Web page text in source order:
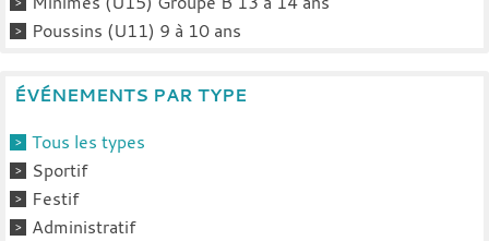
Poussins (U11) 9 à 10 ans
ÉVÉNEMENTS PAR TYPE
Tous les types
Sportif
Festif
Administratif